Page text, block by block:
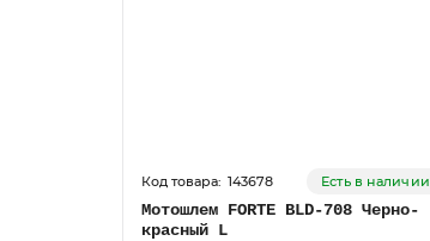
143678 Есть в наличии
Мотошлем FORTE BLD-708 Черно-
красный L